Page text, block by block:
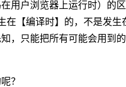
用户浏览器上运行时）的区
在【编译时】的，不是发生
，只能把所有可能会用到
？